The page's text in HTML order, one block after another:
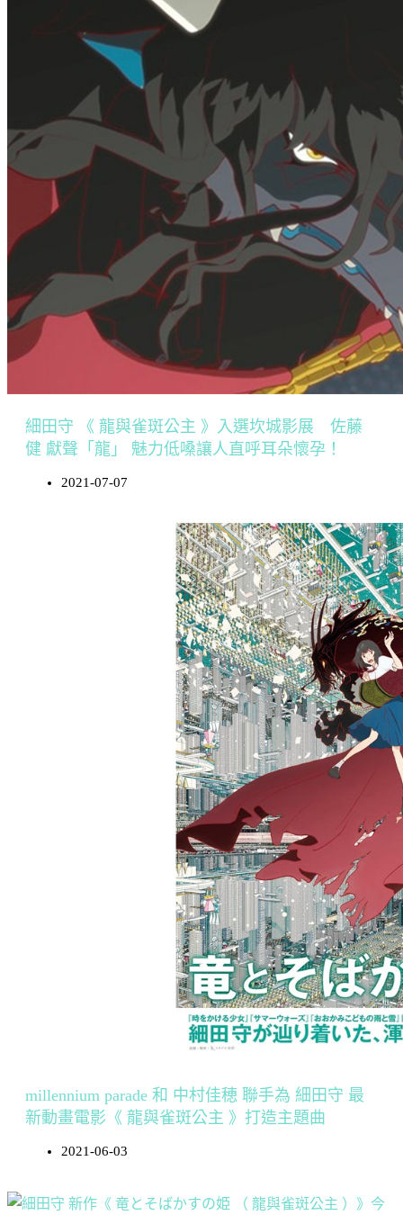
細田守 《 龍與雀斑公主 》入選坎城影展 佐藤
健 獻聲「龍」 魅力低嗓讓人直呼耳朵懷孕！
2021-07-07
millennium parade 和 中村佳穂 聯手為 細田守 最
新動畫電影《 龍與雀斑公主 》打造主題曲
2021-06-03